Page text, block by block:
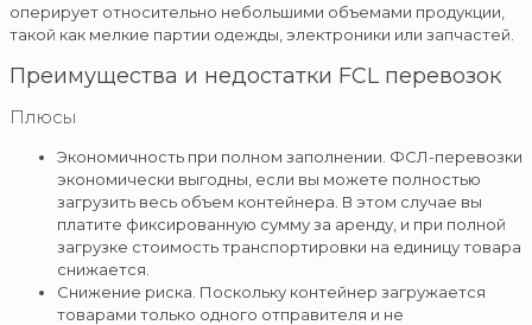
оперирует относительно небольшими объемами продукции,
такой как мелкие партии одежды, электроники или запчастей.
Преимущества и недостатки FCL перевозок
Плюсы
Экономичность при полном заполнении. ФСЛ-перевозки
экономически выгодны, если вы можете полностью
загрузить весь объем контейнера. В этом случае вы
платите фиксированную сумму за аренду, и при полной
загрузке стоимость транспортировки на единицу товара
снижается.
Снижение риска. Поскольку контейнер загружается
товарами только одного отправителя и не